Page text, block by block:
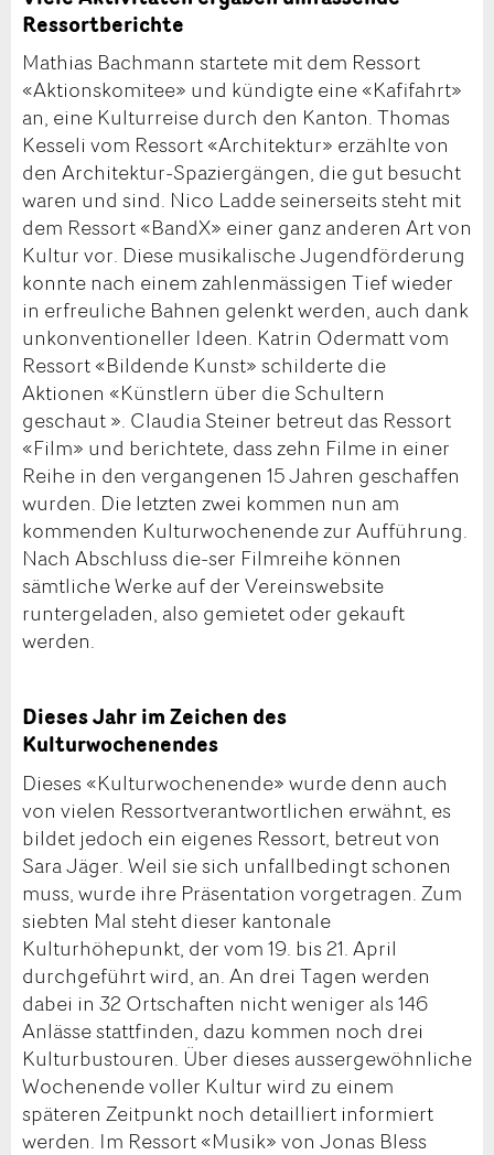
Ressortberichte
Mathias Bachmann startete mit dem Ressort
«Aktionskomitee» und kündigte eine «Kafifahrt»
an, eine Kulturreise durch den Kanton. Thomas
Kesseli vom Ressort «Architektur» erzählte von
den Architektur-Spaziergängen, die gut besucht
waren und sind. Nico Ladde seinerseits steht mit
dem Ressort «BandX» einer ganz anderen Art von
Kultur vor. Diese musikalische Jugendförderung
konnte nach einem zahlenmässigen Tief wieder
in erfreuliche Bahnen gelenkt werden, auch dank
unkonventioneller Ideen. Katrin Odermatt vom
Ressort «Bildende Kunst» schilderte die
Aktionen «Künstlern über die Schultern
geschaut ». Claudia Steiner betreut das Ressort
«Film» und berichtete, dass zehn Filme in einer
Reihe in den vergangenen 15 Jahren geschaffen
wurden. Die letzten zwei kommen nun am
kommenden Kulturwochenende zur Aufführung.
Nach Abschluss die-ser Filmreihe können
sämtliche Werke auf der Vereinswebsite
runtergeladen, also gemietet oder gekauft
werden.
Dieses Jahr im Zeichen des
Kulturwochenendes
Dieses «Kulturwochenende» wurde denn auch
von vielen Ressortverantwortlichen erwähnt, es
bildet jedoch ein eigenes Ressort, betreut von
Sara Jäger. Weil sie sich unfallbedingt schonen
muss, wurde ihre Präsentation vorgetragen. Zum
siebten Mal steht dieser kantonale
Kulturhöhepunkt, der vom 19. bis 21. April
durchgeführt wird, an. An drei Tagen werden
dabei in 32 Ortschaften nicht weniger als 146
Anlässe stattfinden, dazu kommen noch drei
Kulturbustouren. Über dieses aussergewöhnliche
Wochenende voller Kultur wird zu einem
späteren Zeitpunkt noch detailliert informiert
werden. Im Ressort «Musik» von Jonas Bless